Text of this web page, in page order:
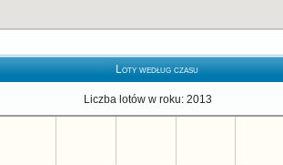
Loty według czasu
Liczba lotów w roku: 2013